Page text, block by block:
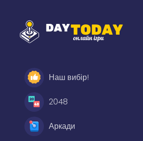
Наш вибір!
2048
Аркади